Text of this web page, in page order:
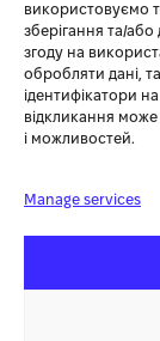
використовуємо
зберігання та/
згоду на
обробляти дані,
ідентифікатори
відкликання
і можливостей.
Manage services
🏪
🕘